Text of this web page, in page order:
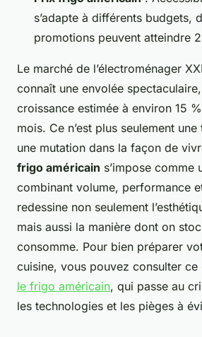
s’adapte à différents budgets,
promotions peuvent atteindre
Le marché de l’électroménager
connaît une envolée
croissance estimée à environ 15
mois. Ce n’est plus seulement une
une mutation dans la façon de
frigo américain s’impose comme
combinant volume, performance
redessine non seulement
mais aussi la manière dont on
consomme. Pour bien préparer
cuisine, vous pouvez consulter ce
le frigo américain, qui passe au
les technologies et les pièges à